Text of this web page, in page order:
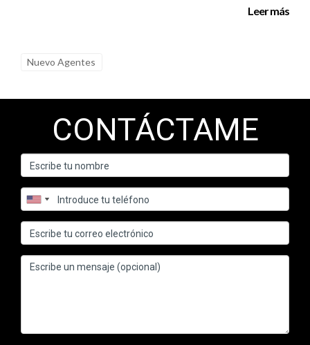
“La Florida Real Estate Commission es más que una
Leer más
Nuevo Agentes
CONTÁCTAME